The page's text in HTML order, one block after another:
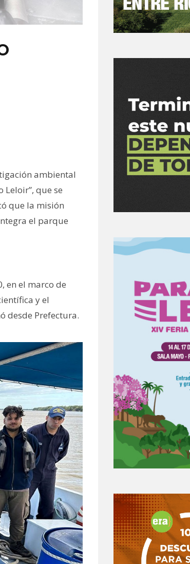
ambiental
Leloir”, que se
que la misión
el parque
en el marco de
y el
desde Prefectura.